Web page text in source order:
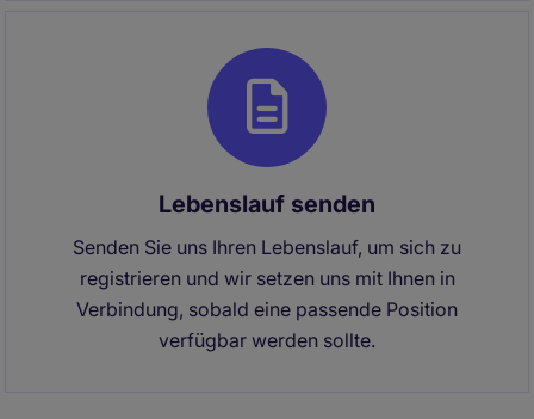
Lebenslauf senden
Senden Sie uns Ihren Lebenslauf, um sich zu
registrieren und wir setzen uns mit Ihnen in
Verbindung, sobald eine passende Position
verfügbar werden sollte.